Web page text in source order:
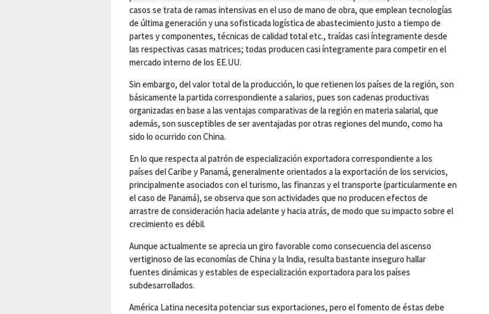
casos se trata de ramas intensivas en el uso de mano de obra, que emplean tecnologías
de última generación y una sofisticada logística de abastecimiento justo a tiempo de
partes y componentes, técnicas de calidad total etc., traídas casi íntegramente desde
las respectivas casas matrices; todas producen casi íntegramente para competir en el
mercado interno de los EE.UU.
Sin embargo, del valor total de la producción, lo que retienen los países de la región, son
básicamente la partida correspondiente a salarios, pues son cadenas productivas
organizadas en base a las ventajas comparativas de la región en materia salarial, que
además, son susceptibles de ser aventajadas por otras regiones del mundo, como ha
sido lo ocurrido con China.
En lo que respecta al patrón de especialización exportadora correspondiente a los
países del Caribe y Panamá, generalmente orientados a la exportación de los servicios,
principalmente asociados con el turismo, las finanzas y el transporte (particularmente en
el caso de Panamá), se observa que son actividades que no producen efectos de
arrastre de consideración hacia adelante y hacia atrás, de modo que su impacto sobre el
crecimiento es débil.
Aunque actualmente se aprecia un giro favorable como consecuencia del ascenso
vertiginoso de las economías de China y la India, resulta bastante inseguro hallar
fuentes dinámicas y estables de especialización exportadora para los países
subdesarrollados.
América Latina necesita potenciar sus exportaciones, pero el fomento de éstas debe